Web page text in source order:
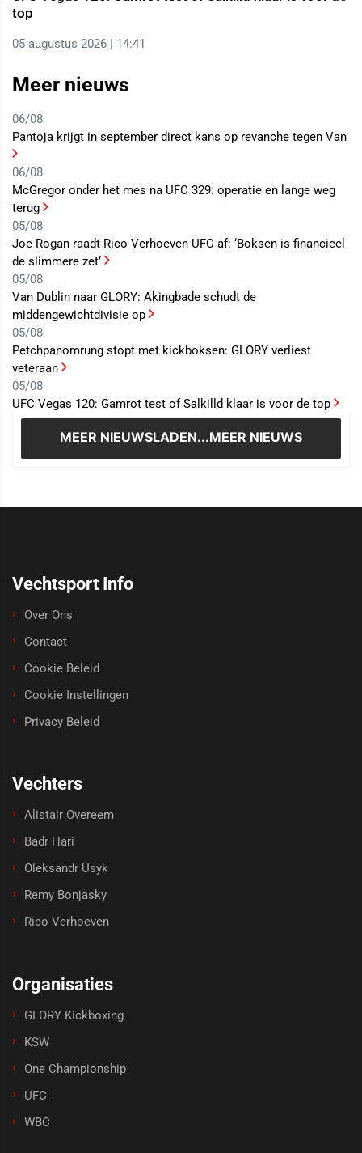
top
05 augustus 2026 | 14:41
Meer nieuws
06/08
Pantoja krijgt in september direct kans op revanche tegen Van
06/08
McGregor onder het mes na UFC 329: operatie en lange weg
terug
05/08
Joe Rogan raadt Rico Verhoeven UFC af: ‘Boksen is financieel
de slimmere zet’
05/08
Van Dublin naar GLORY: Akingbade schudt de
middengewichtdivisie op
05/08
Petchpanomrung stopt met kickboksen: GLORY verliest
veteraan
05/08
UFC Vegas 120: Gamrot test of Salkilld klaar is voor de top
MEER NIEUWSLADEN...MEER NIEUWS
Vechtsport Info
Over Ons
Contact
Cookie Beleid
Cookie Instellingen
Privacy Beleid
Vechters
Alistair Overeem
Badr Hari
Oleksandr Usyk
Remy Bonjasky
Rico Verhoeven
Organisaties
GLORY Kickboxing
KSW
One Championship
UFC
WBC